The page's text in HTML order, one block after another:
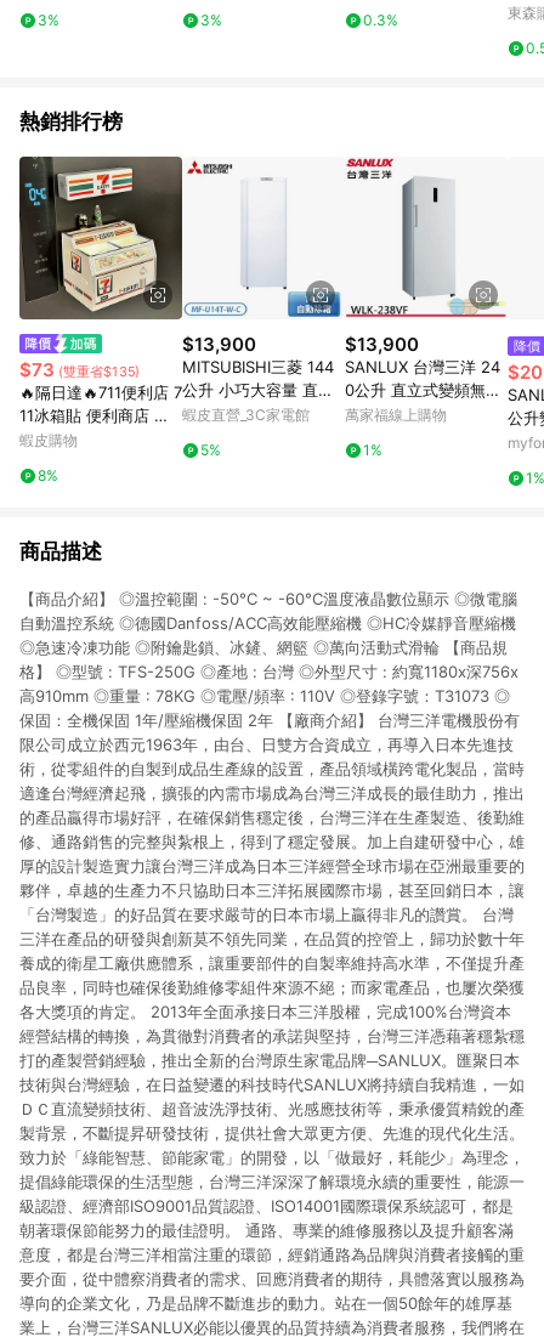
一帳號最高1500點)】
3%
號最高1000點)】7/31
3%
0.3%
櫃
東森
熱銷排行榜
$73 (雙重省$135)
🔥隔日達🔥711便利店 7
11冰箱貼 便利商店 小
夜燈 冰箱貼 磁貼 冰櫃
家居氛圍感裝飾擺件
蝦皮購物
8%
$13,900
MITSUBISHI三菱 144
公升 小巧大容量 直立
式冷凍櫃 MF-U14T-W
送
蝦皮直營_3C家電館
5%
$13,900
SANLUX 台灣三洋 24
0公升 直立式變頻無霜
冷凍櫃 WLK-238VF
萬家福線上購物
1%
降價
公升
凍櫃
1%
商品描述
【商品介紹】 ◎溫控範圍 : -50°C ~ -60°C溫度液晶數位顯示 ◎微電腦
自動溫控系統 ◎德國Danfoss/ACC高效能壓縮機 ◎HC冷媒靜音壓縮機
◎急速冷凍功能 ◎附鑰匙鎖、冰鏟、網籃 ◎萬向活動式滑輪 【商品規
格】 ◎型號 : TFS-250G ◎產地 : 台灣 ◎外型尺寸 : 約寬1180x深756x
高910mm ◎重量 : 78KG ◎電壓/頻率 : 110V ◎登錄字號：T31073 ◎
保固：全機保固 1年/壓縮機保固 2年 【廠商介紹】 台灣三洋電機股份有
限公司成立於西元1963年，由台、日雙方合資成立，再導入日本先進技
術，從零組件的自製到成品生產線的設置，產品領域橫跨電化製品，當時
適逢台灣經濟起飛，擴張的內需市場成為台灣三洋成長的最佳助力，推出
的產品贏得市場好評，在確保銷售穩定後，台灣三洋在生產製造、後勤維
修、通路銷售的完整與紮根上，得到了穩定發展。加上自建研發中心，雄
厚的設計製造實力讓台灣三洋成為日本三洋經營全球市場在亞洲最重要的
夥伴，卓越的生產力不只協助日本三洋拓展國際市場，甚至回銷日本，讓
「台灣製造」的好品質在要求嚴苛的日本市場上贏得非凡的讚賞。 台灣
三洋在產品的研發與創新莫不領先同業，在品質的控管上，歸功於數十年
養成的衛星工廠供應體系，讓重要部件的自製率維持高水準，不僅提升產
品良率，同時也確保後勤維修零組件來源不絕；而家電產品，也屢次榮獲
各大獎項的肯定。 2013年全面承接日本三洋股權，完成100%台灣資本
經營結構的轉換，為貫徹對消費者的承諾與堅持，台灣三洋憑藉著穩紮穩
打的產製營銷經驗，推出全新的台灣原生家電品牌─SANLUX。匯聚日本
技術與台灣經驗，在日益變遷的科技時代SANLUX將持續自我精進，一如
ＤＣ直流變頻技術、超音波洗淨技術、光感應技術等，秉承優質精銳的產
製背景，不斷提昇研發技術，提供社會大眾更方便、先進的現代化生活。
致力於「綠能智慧、節能家電」的開發，以「做最好，耗能少」為理念，
提倡綠能環保的生活型態，台灣三洋深深了解環境永續的重要性，能源一
級認證、經濟部ISO9001品質認證、ISO14001國際環保系統認可，都是
朝著環保節能努力的最佳證明。 通路、專業的維修服務以及提升顧客滿
意度，都是台灣三洋相當注重的環節，經銷通路為品牌與消費者接觸的重
要介面，從中體察消費者的需求、回應消費者的期待，具體落實以服務為
導向的企業文化，乃是品牌不斷進步的動力。站在一個50餘年的雄厚基
業上，台灣三洋SANLUX必能以優異的品質持續為消費者服務，我們將在